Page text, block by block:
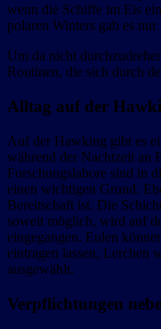
wenn die Schiffe im Eis
polaren Winters gab es
Um da nicht
Routinen, die sich durch
Alltag auf der
Auf der Hawking gibt es
während der Nachtzeit an
Forschungslabore sind in
einen wichtigen Grund.
Bereitschaft ist. Die
soweit möglich, wird auf
eingegangen. Eulen
eintragen lassen, Lerchen
ausgewählt.
Verpflichtungen